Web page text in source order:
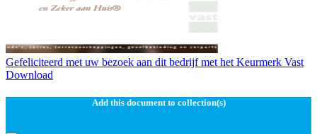
Gefeliciteerd met uw bezoek aan dit bedrijf met het Keurmerk Vast
Download
Add this document to collection(s)